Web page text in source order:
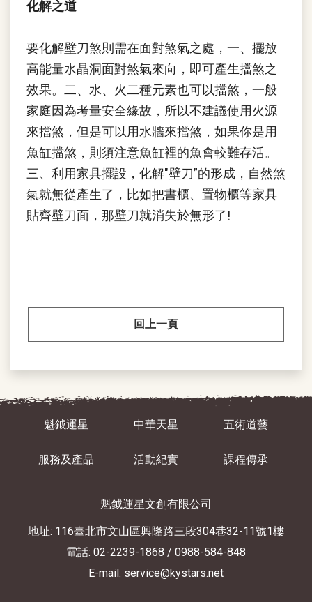
化解之道
要化解壁刀煞則需在面對煞氣之處，一、擺放
高能量水晶洞面對煞氣來向，即可產生擋煞之
效果。二、水、火二種元素也可以擋煞，一般
家庭因為考量安全緣故，所以不建議使用火源
來擋煞，但是可以用水牆來擋煞，如果你是用
魚缸擋煞，則須注意魚缸裡的魚會較難存活。
三、利用家具擺設，化解"壁刀”的形成，自然煞
氣就無從產生了，比如把書櫃、置物櫃等家具
貼齊壁刀面，那壁刀就消失於無形了!
回上一頁
魁鉞運星 中華天星 五術道藝
服務及產品 活動紀實 課程傳承
魁鉞運星文創有限公司
地址: 116臺北市文山區興隆路三段304巷32-11號1樓
電話: 02-2239-1868 / 0988-584-848
E-mail: service@kystars.net